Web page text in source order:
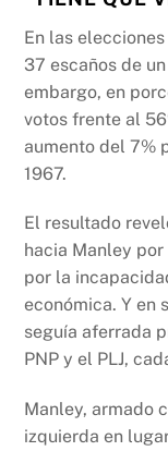
En las
37 escaños de
embargo, en
votos frente al
aumento del 7%
1967.
El resultado
hacia Manley
por la
económica. Y en
seguía aferrada
PNP y el PLJ,
Manley, armado
izquierda en